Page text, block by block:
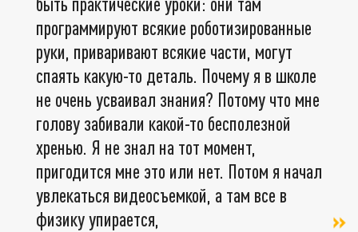
программируют всякие роботизированные
руки, приваривают всякие части, могут
спаять какую-то деталь. Почему я в школе
не очень усваивал знания? Потому что мне
голову забивали какой-то бесполезной
хренью. Я не знал на тот момент,
пригодится мне это или нет. Потом я начал
увлекаться видеосъемкой, а там все в
физику упирается,